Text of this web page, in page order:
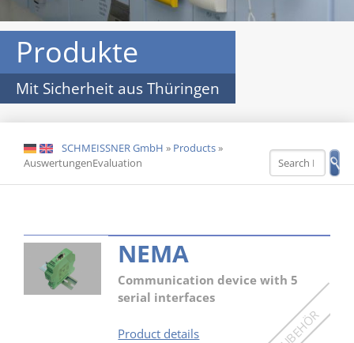
Produkte
Mit Sicherheit aus Thüringen
DE EN SCHMEISSNER GmbH » Products»
AuswertungenEvaluation
NEMA
Communication device with 5
serial interfaces
Product detailsNEMA